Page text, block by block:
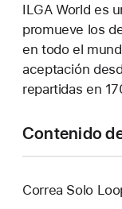
ILGA World es
promueve los
en todo el
aceptación
repartidas en
Contenido
Correa Solo